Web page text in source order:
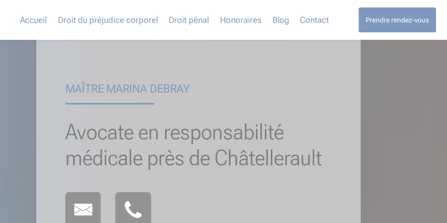
Accueil Droit du préjudice corporel Droit pénal Honoraires Blog Contact Prendre rendez-vous
MAÎTRE MARINA DEBRAY
Avocate en responsabilité
médicale près de Châtellerault​